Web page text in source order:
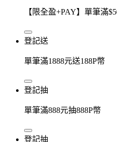
【限全盈+PAY】單筆滿
登記送
單筆滿1888元送188P幣
登記抽
單筆滿888元抽888P幣
登記抽